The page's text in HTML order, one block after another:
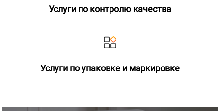
Услуги по контролю качества
Услуги по упаковке и маркировке